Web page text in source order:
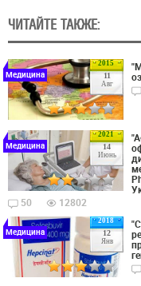
ЧИТАЙТЕ ТАКЖЕ:
2015
11
Авг
Медицина
2021
14
Июнь
Медицина
50
12802
2018
12
Янв
Медицина